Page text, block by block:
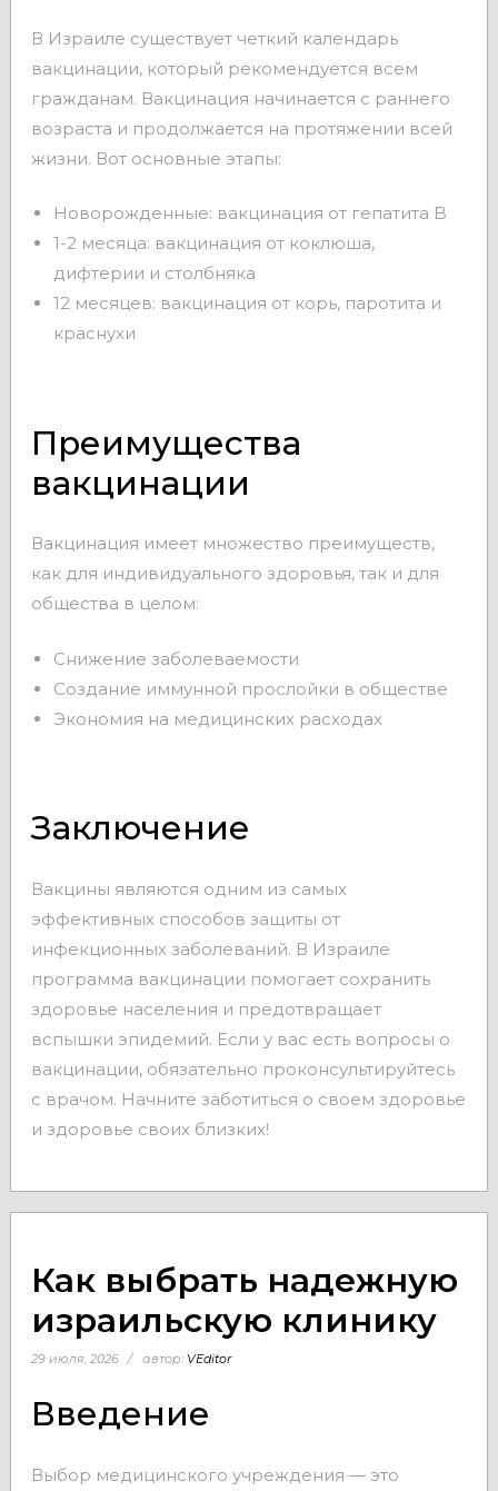
В Израиле существует четкий календарь
вакцинации, который рекомендуется всем
гражданам. Вакцинация начинается с раннего
возраста и продолжается на протяжении всей
жизни. Вот основные этапы:
Новорожденные: вакцинация от гепатита B
1-2 месяца: вакцинация от коклюша,
дифтерии и столбняка
12 месяцев: вакцинация от корь, паротита и
краснухи
Преимущества
вакцинации
Вакцинация имеет множество преимуществ,
как для индивидуального здоровья, так и для
общества в целом:
Снижение заболеваемости
Создание иммунной прослойки в обществе
Экономия на медицинских расходах
Заключение
Вакцины являются одним из самых
эффективных способов защиты от
инфекционных заболеваний. В Израиле
программа вакцинации помогает сохранить
здоровье населения и предотвращает
вспышки эпидемий. Если у вас есть вопросы о
вакцинации, обязательно проконсультируйтесь
с врачом. Начните заботиться о своем здоровье
и здоровье своих близких!
Как выбрать надежную
израильскую клинику
29 июля, 2026 автор: VEditor
Введение
Выбор медицинского учреждения — это